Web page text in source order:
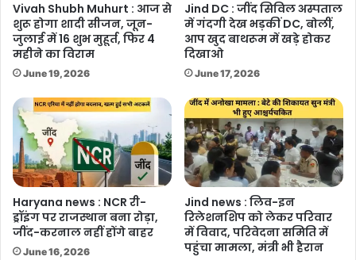
Vivah Shubh Muhurt : आज से
शुरू होगा शादी सीजन, जून-
जुलाई में 16 शुभ मुहूर्त, फिर 4
महीने का विराम
June 19, 2026
Jind DC : जींद सिविल अस्पताल
में गंदगी देख भड़कीं DC, बोलीं,
आप खुद बाथरूम में खड़े होकर
दिखाओ
June 17, 2026
Haryana news : NCR री-
ड्रॉइंग पर राजस्थान बना रोड़ा,
जींद-करनाल नहीं होंगे बाहर
June 16, 2026
Jind news : लिव-इन
रिलेशनशिप को लेकर परिवार
में विवाद, परिवेदना समिति में
पहुंचा मामला, मंत्री भी हैरान